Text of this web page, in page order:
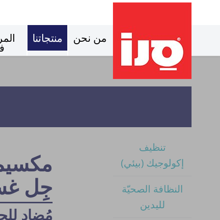
من نحن منتجاتنا
تنظيف
إكولوجيك (بيئي)
النظافة الصحيّة
لليدين
جِل
مُضاد